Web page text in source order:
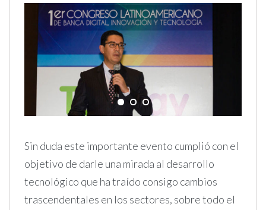
Sin duda este importante evento cumplió con el
objetivo de darle una mirada al desarrollo
tecnológico que ha traído consigo cambios
trascendentales en los sectores, sobre todo el